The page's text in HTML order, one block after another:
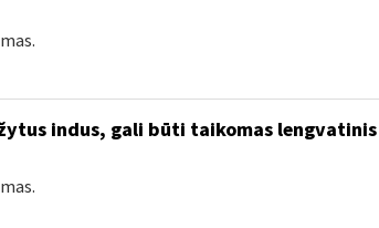
indus, gali būti taikomas